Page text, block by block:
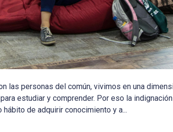
las personas del común, vivimos en una
estudiar y comprender. Por eso la
de adquirir conocimiento y a...